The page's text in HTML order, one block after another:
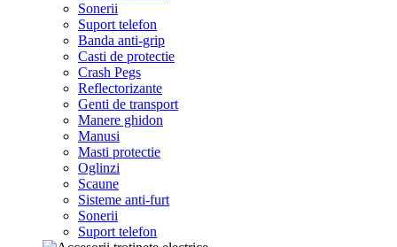
Sonerii
Suport telefon
Banda anti-grip
Casti de protectie
Crash Pegs
Reflectorizante
Genti de transport
Manere ghidon
Manusi
Masti protectie
Oglinzi
Scaune
Sisteme anti-furt
Sonerii
Suport telefon